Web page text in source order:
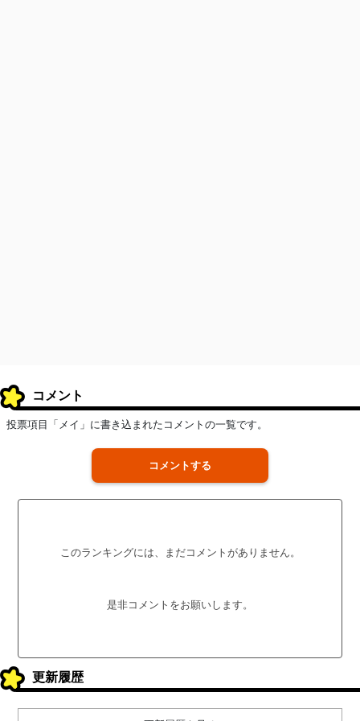
コメント
投票項目「メイ」に書き込まれたコメントの一覧です。
コメントする
このランキングには、まだコメントがありません。
是非コメントをお願いします。
更新履歴